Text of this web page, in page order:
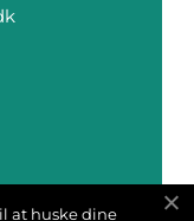
at huske dine